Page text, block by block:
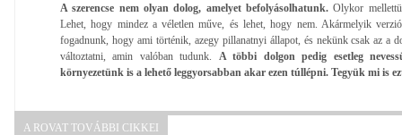
A szerencse nem olyan dolog, amelyet befolyásolhatunk. Olykor
Lehet, hogy mindez a véletlen műve, és lehet, hogy nem. Akármelyik
fogadnunk, hogy ami történik, azegy pillanatnyi állapot, és nekünk csak az a
változtatni, amin valóban tudunk. A többi dolgon pedig esetleg
környezetünk is a lehető leggyorsabban akar ezen túllépni. Tegyük mi is
A ROVAT TOVÁBBI CIKKEI